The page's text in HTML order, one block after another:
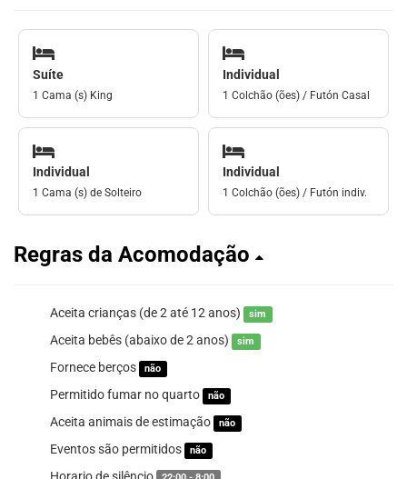
Suíte
1 Cama (s) King
Individual
1 Colchão (ões) / Futón Casal
Individual
1 Cama (s) de Solteiro
Individual
1 Colchão (ões) / Futón indiv.
Regras da Acomodação
Aceita crianças (de 2 até 12 anos) sim
Aceita bebês (abaixo de 2 anos) sim
Fornece berços não
Permitido fumar no quarto não
Aceita animais de estimação não
Eventos são permitidos não